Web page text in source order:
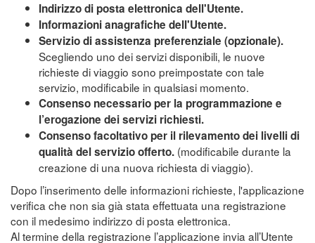
Indirizzo di posta elettronica dell'Utente.
Informazioni anagrafiche dell'Utente.
Servizio di assistenza preferenziale (opzionale).
Scegliendo uno dei servizi disponibili, le nuove
richieste di viaggio sono preimpostate con tale
servizio, modificabile in qualsiasi momento.
Consenso necessario per la programmazione e
l’erogazione dei servizi richiesti.
Consenso facoltativo per il rilevamento dei livelli di
qualità del servizio offerto. (modificabile durante la
creazione di una nuova richiesta di viaggio).
Dopo l’inserimento delle informazioni richieste, l'applicazione
verifica che non sia già stata effettuata una registrazione
con il medesimo indirizzo di posta elettronica.
Al termine della registrazione l’applicazione invia all’Utente